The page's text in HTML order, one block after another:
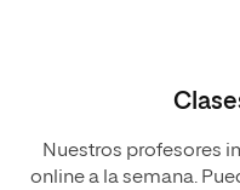
Nuestros profesores
online a la semana.